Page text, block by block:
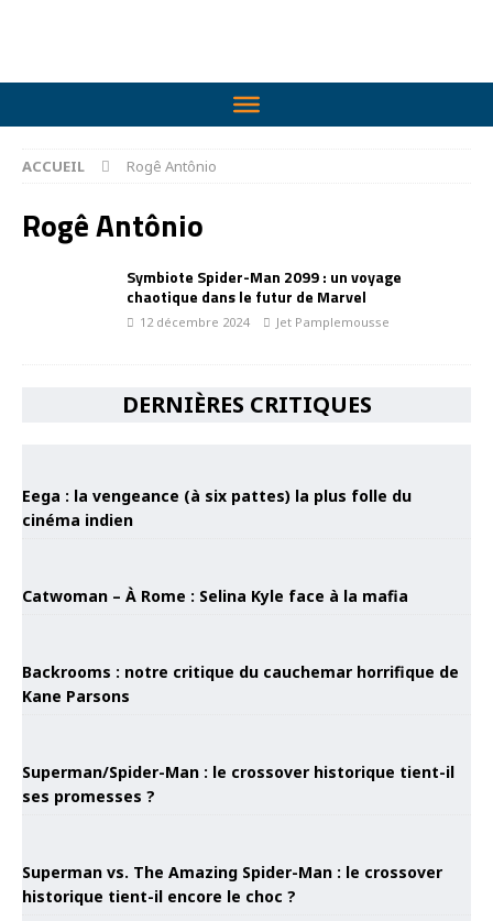
ACCUEIL Rogê Antônio
Rogê Antônio
Symbiote Spider-Man 2099 : un voyage
chaotique dans le futur de Marvel
12 décembre 2024 Jet Pamplemousse
DERNIÈRES CRITIQUES
Eega : la vengeance (à six pattes) la plus folle du
cinéma indien
Catwoman – À Rome : Selina Kyle face à la mafia
Backrooms : notre critique du cauchemar horrifique de
Kane Parsons
Superman/Spider-Man : le crossover historique tient-il
ses promesses ?
Superman vs. The Amazing Spider-Man : le crossover
historique tient-il encore le choc ?